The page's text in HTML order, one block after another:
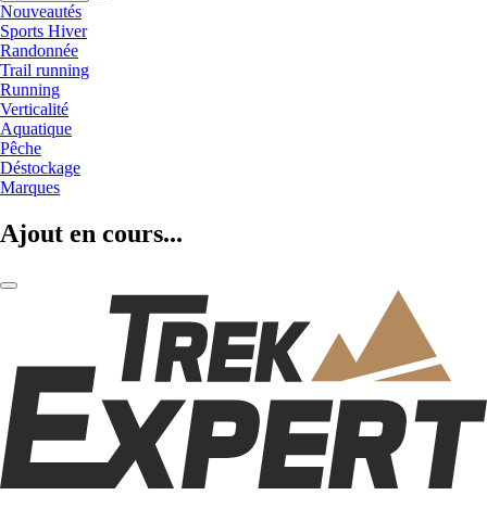
Nouveautés
Sports Hiver
Randonnée
Trail running
Running
Verticalité
Aquatique
Pêche
Déstockage
Marques
Ajout en cours...